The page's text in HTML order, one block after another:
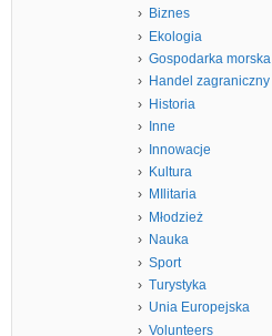
Biznes
Ekologia
Gospodarka morska
Handel zagraniczny
Historia
Inne
Innowacje
Kultura
MIlitaria
Młodzież
Nauka
Sport
Turystyka
Unia Europejska
Volunteers